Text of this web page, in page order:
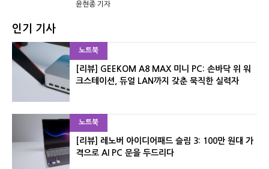
윤현종 기자
인기 기사
노트북
[리뷰] GEEKOM A8 MAX 미니 PC: 손바닥 위 워
크스테이션, 듀얼 LAN까지 갖춘 묵직한 실력자
노트북
[리뷰] 레노버 아이디어패드 슬림 3: 100만 원대 가
격으로 AI PC 문을 두드리다